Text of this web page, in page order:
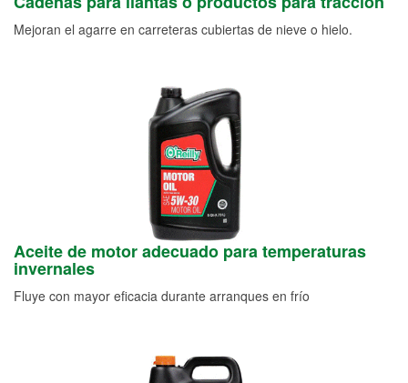
Mejoran el agarre en carreteras cubiertas de nieve o hielo.
Aceite de motor adecuado para temperaturas
invernales
Fluye con mayor eficacia durante arranques en frío